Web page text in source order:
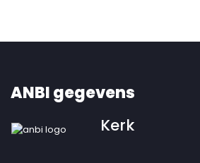
ANBI gegevens
Kerk